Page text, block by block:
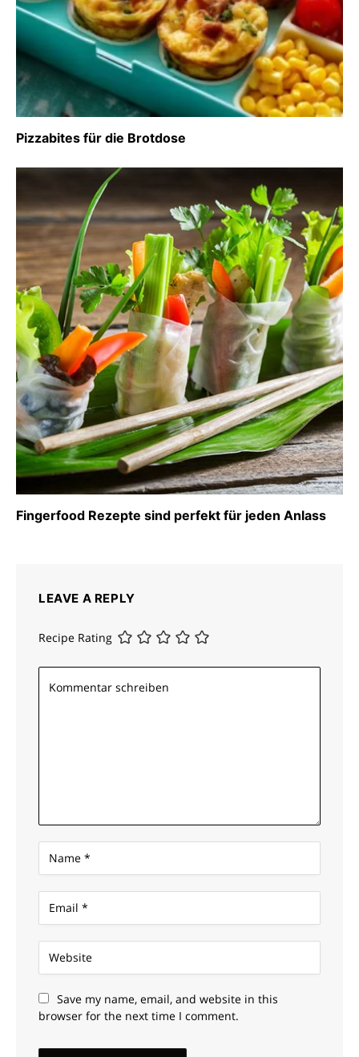
Pizzabites für die Brotdose
Fingerfood Rezepte sind perfekt für jeden Anlass
LEAVE A REPLY
Recipe Rating
Save my name, email, and website in this
browser for the next time I comment.